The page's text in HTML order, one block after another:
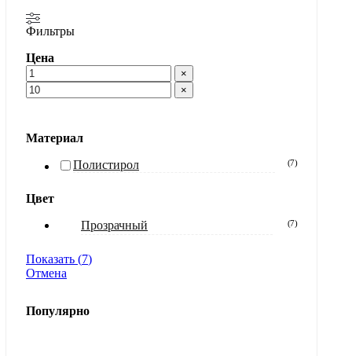
Фильтры
Цена
×
×
Материал
Полистирол
(7)
Цвет
Прозрачный
(7)
Показать (7)
Отмена
Популярно